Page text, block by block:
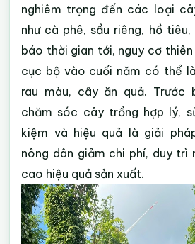
nghiêm trọng đến các loại
như cà phê, sầu riêng, hồ tiêu,
báo thời gian tới, nguy cơ
cục bộ vào cuối năm có thể
rau màu, cây ăn quả. Trước
chăm sóc cây trồng hợp lý,
kiệm và hiệu quả là giải
nông dân giảm chi phí, duy trì
cao hiệu quả sản xuất.